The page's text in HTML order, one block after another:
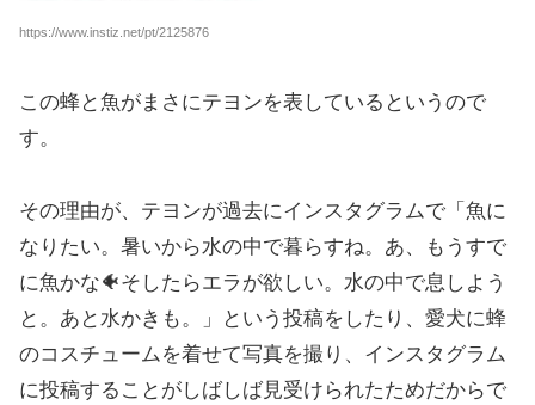
https://www.instiz.net/pt/2125876
この蜂と魚がまさにテヨンを表しているというので
す。
その理由が、テヨンが過去にインスタグラムで「魚に
なりたい。暑いから水の中で暮らすね。あ、もうすで
に魚かな🐠そしたらエラが欲しい。水の中で息しよう
と。あと水かきも。」という投稿をしたり、愛犬に蜂
のコスチュームを着せて写真を撮り、インスタグラム
に投稿することがしばしば見受けられたためだからで